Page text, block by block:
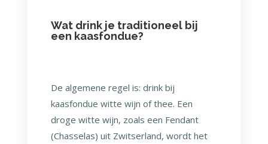
Wat drink je traditioneel bij
een kaasfondue?
De algemene regel is: drink bij
kaasfondue witte wijn of thee. Een
droge witte wijn, zoals een Fendant
(Chasselas) uit Zwitserland, wordt het